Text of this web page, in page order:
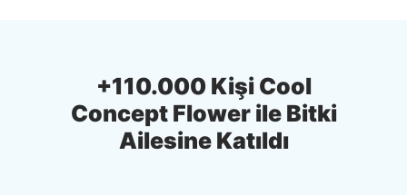
+110.000 Kişi Cool
Concept Flower ile Bitki
Ailesine Katıldı